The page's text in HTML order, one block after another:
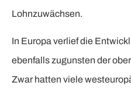
Lohnzuwächsen.
In Europa verlief die
ebenfalls zugunsten der
Zwar hatten viele